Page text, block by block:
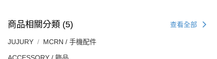
商品相關分類 (5) 查看全部
JUJURY MCRN / 手機配件